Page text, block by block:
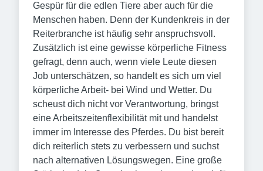
Gespür für die edlen Tiere aber auch für die
Menschen haben. Denn der Kundenkreis in der
Reiterbranche ist häufig sehr anspruchsvoll.
Zusätzlich ist eine gewisse körperliche Fitness
gefragt, denn auch, wenn viele Leute diesen
Job unterschätzen, so handelt es sich um viel
körperliche Arbeit- bei Wind und Wetter. Du
scheust dich nicht vor Verantwortung, bringst
eine Arbeitszeitenflexibilität mit und handelst
immer im Interesse des Pferdes. Du bist bereit
dich reiterlich stets zu verbessern und suchst
nach alternativen Lösungswegen. Eine große